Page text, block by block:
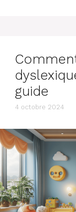
guide
4 octobre 2024